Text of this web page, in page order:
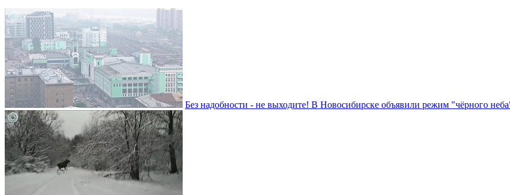
Без надобности - не выходите! В Новосибирске объявили режим "чёрного